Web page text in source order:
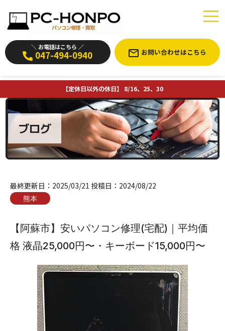
＼ お電話はこちら ／
047-494-0940 お問い合わせはこちら
【定休日以外の休日】 8/16、25、30
ブログ
最終更新日： 2025/03/21 投稿日： 2024/08/22
熊本
【阿蘇市】安いパソコン修理(宅配)｜平均価
格 液晶25,000円〜・キーボード15,000円〜